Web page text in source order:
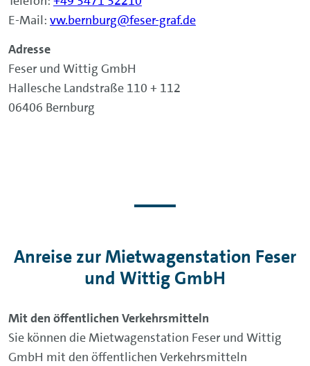
E-Mail: vw.bernburg@feser-graf.de
Adresse
Feser und Wittig GmbH
Hallesche Landstraße 110 + 112
06406 Bernburg
Anreise zur Mietwagenstation Feser
und Wittig GmbH
Mit den öffentlichen Verkehrsmitteln
Sie können die Mietwagenstation Feser und Wittig
GmbH mit den öffentlichen Verkehrsmitteln